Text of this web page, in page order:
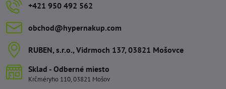
+421 950 492 562
obchod​@hypernakup​.com
RUBEN, s​.r​.o​., Vidrmoch 137, 03821 Mošovce
Sklad - Odberné miesto
Krčméryho 110, 03821 Mošov